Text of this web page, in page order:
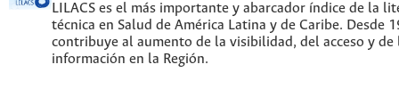
LILACS es el más importante y abarcador índice de la
técnica en Salud de América Latina y de Caribe. Desde
contribuye al aumento de la visibilidad, del acceso y de
información en la Región.